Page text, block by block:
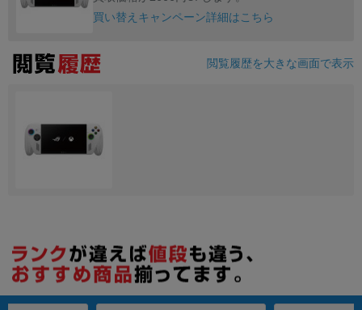
買い替えキャンペーン詳細はこちら
閲覧履歴を大きな画面で表示